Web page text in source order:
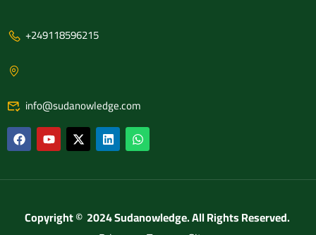
+249118596215
info@sudanowledge.com
Copyright © 2024 Sudanowledge. All Rights Reserved.